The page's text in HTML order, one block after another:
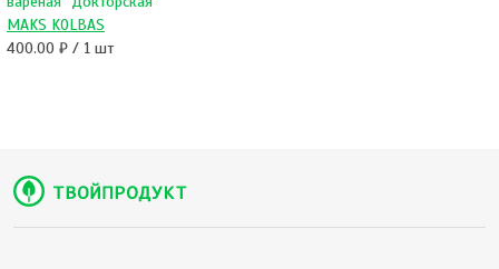
MAKS KOLBAS
400.00 ₽ / 1 шт